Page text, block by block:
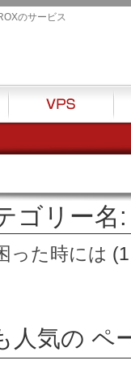
のサービス
ゴリー名
った時には
人気の ペ
VPS ハ